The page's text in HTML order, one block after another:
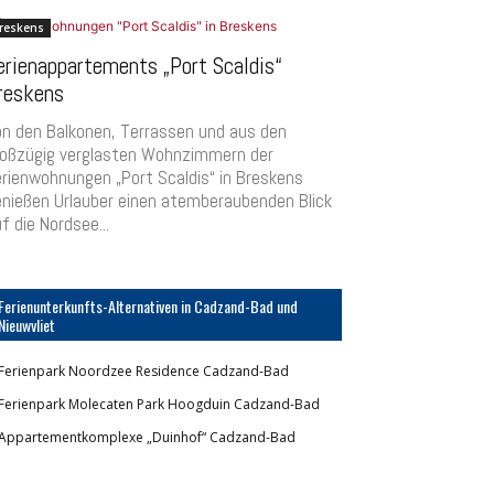
„Port Scaldis“
den Balkonen, Terrassen und aus den
verglasten Wohnzimmern der
„Port Scaldis“ in Breskens
Urlauber einen atemberaubenden Blick
die Nordsee...
Ferienunterkunfts-Alternativen in Cadzand-Bad und
Nieuwvliet
Ferienpark Noordzee Residence Cadzand-Bad
Ferienpark Molecaten Park Hoogduin Cadzand-Bad
„Duinhof“ Cadzand-Bad